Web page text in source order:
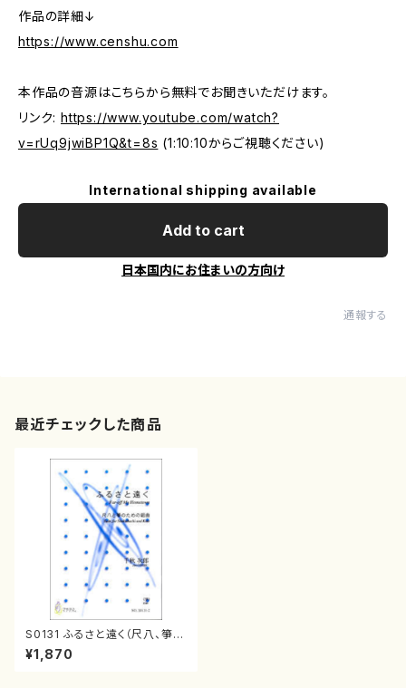
作品の詳細↓
https://www.censhu.com
本作品の音源はこちらから無料でお聞きいただけます。
リンク: https://www.youtube.com/watch?
v=rUq9jwiBP1Q&t=8s (1:10:10からご視聴ください)
International shipping available
Add to cart
日本国内にお住まいの方向け
通報する
最近チェックした商品
S0131 ふるさと遠く（尺八、箏/
千秋次郎/楽譜）
¥1,870